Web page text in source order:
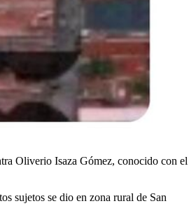
Oliverio Isaza Gómez, conocido con el
sujetos se dio en zona rural de San